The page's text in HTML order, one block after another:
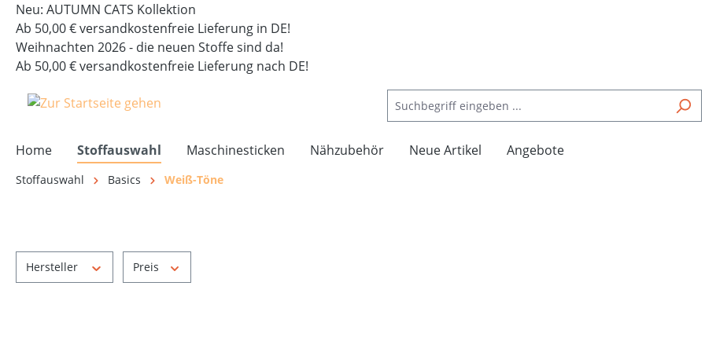
Zur Hauptnavigation springen
Neu: AUTUMN CATS Kollektion
Ab 50,00 € versandkostenfreie Lieferung in DE!
Weihnachten 2026 - die neuen Stoffe sind da!
Ab 50,00 € versandkostenfreie Lieferung nach DE!
Home Stoffauswahl Maschinesticken Nähzubehör Neue Artikel Angebote
Stoffauswahl Basics Weiß-Töne
Hersteller Preis